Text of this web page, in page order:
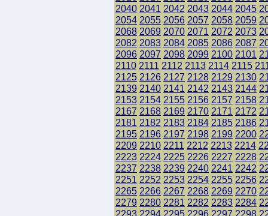
2040 2041 2042 2043 2044 2045
2054 2055 2056 2057 2058 2059
2068 2069 2070 2071 2072 2073
2082 2083 2084 2085 2086 2087
2096 2097 2098 2099 2100 2101
2110 2111 2112 2113 2114 2115
2125 2126 2127 2128 2129 2130
2139 2140 2141 2142 2143 2144
2153 2154 2155 2156 2157 2158
2167 2168 2169 2170 2171 2172
2181 2182 2183 2184 2185 2186
2195 2196 2197 2198 2199 2200
2209 2210 2211 2212 2213 2214
2223 2224 2225 2226 2227 2228
2237 2238 2239 2240 2241 2242
2251 2252 2253 2254 2255 2256
2265 2266 2267 2268 2269 2270
2279 2280 2281 2282 2283 2284
2293 2294 2295 2296 2297 2298